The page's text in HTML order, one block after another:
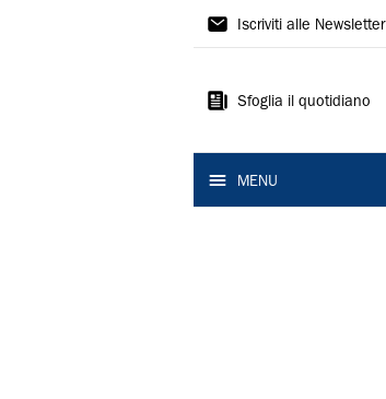
Gazzetta
Modena
Iscriviti alle Newsletter
Sfoglia il quotidiano
MENU